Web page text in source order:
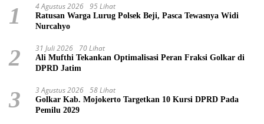
1 4 Agustus 2026 95 Lihat
Ratusan Warga Lurug Polsek Beji, Pasca Tewasnya Widi
Nurcahyo
2 31 Juli 2026 70 Lihat
Ali Mufthi Tekankan Optimalisasi Peran Fraksi Golkar di
DPRD Jatim
3 3 Agustus 2026 58 Lihat
Golkar Kab. Mojokerto Targetkan 10 Kursi DPRD Pada
Pemilu 2029